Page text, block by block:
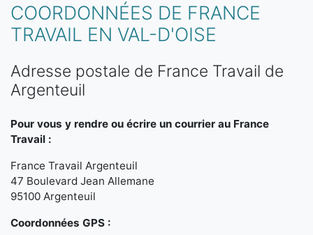
COORDONNÉES DE FRANCE
TRAVAIL EN VAL-D'OISE
Adresse postale de France Travail de
Argenteuil
Pour vous y rendre ou écrire un courrier au France
Travail :
France Travail Argenteuil
47 Boulevard Jean Allemane
95100 Argenteuil
Coordonnées GPS :